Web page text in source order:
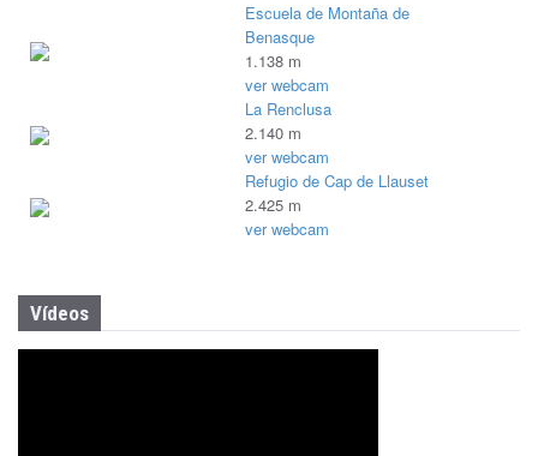
Escuela de Montaña de
Benasque
1.138 m
ver webcam
La Renclusa
2.140 m
ver webcam
Refugio de Cap de Llauset
2.425 m
ver webcam
Vídeos